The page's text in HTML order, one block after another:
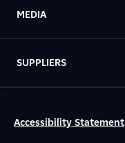
MEDIA
SUPPLIERS
Accessibility Statement